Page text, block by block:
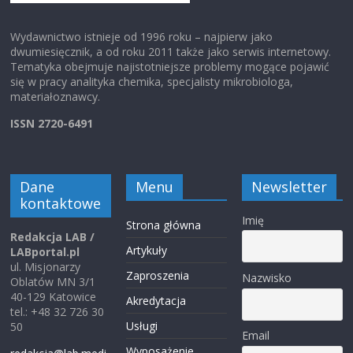
jest wpływ pipetowania. Na tym seminarium omówimy, w
na wyniki testów komórkowych, w tym kilka praktycznych
pokazów technik pipetowania.
Zarejestruj się już dziś!
Do zobaczenia,
Wydawnictwo istnieje od 1996 roku – najpierw jako
dwumiesięcznik, a od roku 2011 także jako serwis internetowy.
Tematyka obejmuje najistotniejsze problemy mogące pojawić
się w pracy analityka chemika, specjalisty mikrobiologa,
materiałoznawcy.
ISSN 2720-6491
Dane
kontaktowe
Redakcja LAB /
LABportal.pl
ul. Misjonarzy
Oblatów MN 3/1
40-129 Katowice
tel.: +48 32 726 30
50
Menu
Strona główna
Artykuły
Zaproszenia
Akredytacja
Usługi
Newsletter
Imię
Nazwisko
Email